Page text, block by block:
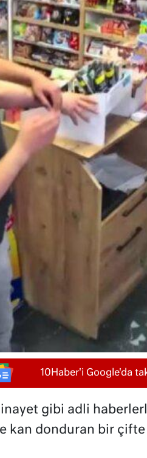
10Haber'i Google'da
gibi adli
kan donduran bir